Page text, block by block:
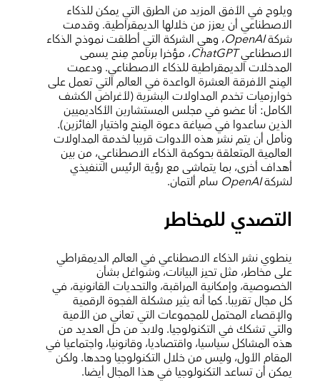
ويلوح في الأفق المزيد من الطرق التي يمكن للذكاء
الاصطناعي أن يعزز من خلالها الديمقراطية. وقدمت
شركةOpenAI، وهي الشركة التي أطلقت نموذج الذكاء
الاصطناعيChatGPT، مؤخرا برنامج مِنح يسمى
المدخلات الديمقراطية للذكاء الاصطناعي. ودعمت
المِنح الأفرقة العشرة الواعدة في العالم التي تعمل على
خوارزميات تخدم المداولات البشرية (لأغراض الكشف
الكامل: أنا عضو في مجلس المستشارين الأكاديميين
الذين ساعدوا في صياغة دعوة المِنح واختيار الفائزين).
ونأمل أن يتم نشر هذه الأدوات قريبا لخدمة المداولات
العالمية المتعلقة بحوكمة الذكاء الاصطناعي، من بين
أهداف أخرى، بما يتماشى مع رؤية الرئيس التنفيذي
لشركةOpenAI سام ألتمان.
التصدي للمخاطر
ينطوي نشر الذكاء الاصطناعي في العالم الديمقراطي
على مخاطر، مثل تحيز البيانات، وشواغل بشأن
الخصوصية، وإمكانية المراقبة، والتحديات القانونية، في
كل مجال تقريبا. كما أنه يثير مشكلة الفجوة الرقمية
والإقصاء المحتمل للمجموعات التي تعاني من الأمية
والتي تشكك في التكنولوجيا. ولابد من حل العديد من
هذه المشاكل سياسيا، واقتصاديا، وقانونيا، واجتماعيا في
المقام الأول، وليس من خلال التكنولوجيا وحدها. ولكن
يمكن أن تساعد التكنولوجيا في هذا المجال أيضا.